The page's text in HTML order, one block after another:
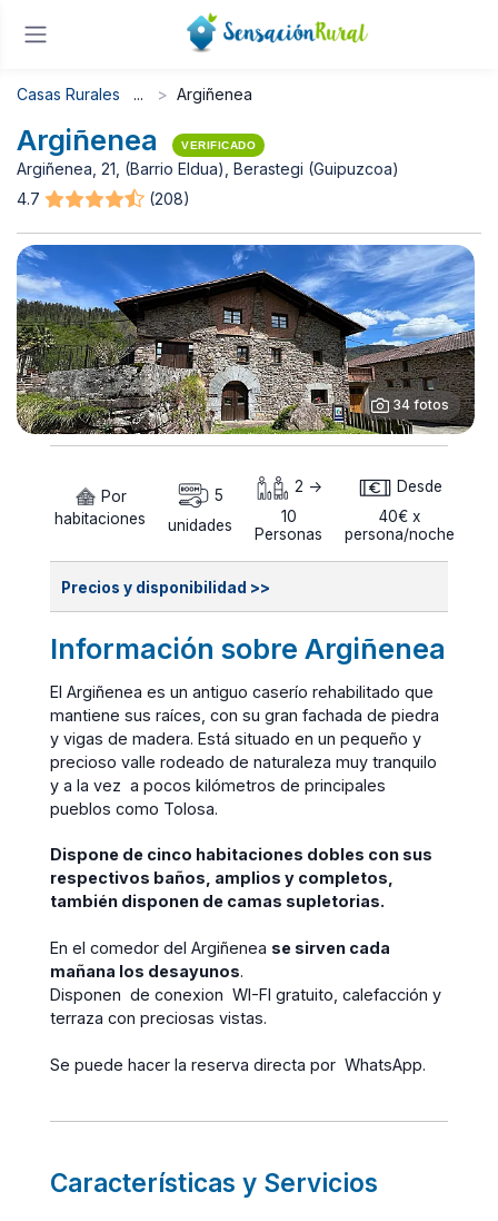
Casas Rurales Argiñenea
Argiñenea VERIFICADO
Argiñenea, 21, (Barrio Eldua), Berastegi (Guipuzcoa)
4.7
(208)
34 fotos
Por
habitaciones
5
unidades
2 ->
10
Personas
Desde
40€ x
persona/noche
Precios y disponibilidad >>
Información sobre Argiñenea
El Argiñenea es un antiguo caserío rehabilitado que
mantiene sus raíces, con su gran fachada de piedra
y vigas de madera. Está situado en un pequeño y
precioso valle rodeado de naturaleza muy tranquilo
y a la vez a pocos kilómetros de principales
pueblos como Tolosa.
Dispone de cinco habitaciones dobles con sus
respectivos baños, amplios y completos,
también disponen de camas supletorias.
En el comedor del Argiñenea se sirven cada
mañana los desayunos.
Disponen de conexion WI-FI gratuito, calefacción y
terraza con preciosas vistas.
Se puede hacer la reserva directa por WhatsApp.
Características y Servicios